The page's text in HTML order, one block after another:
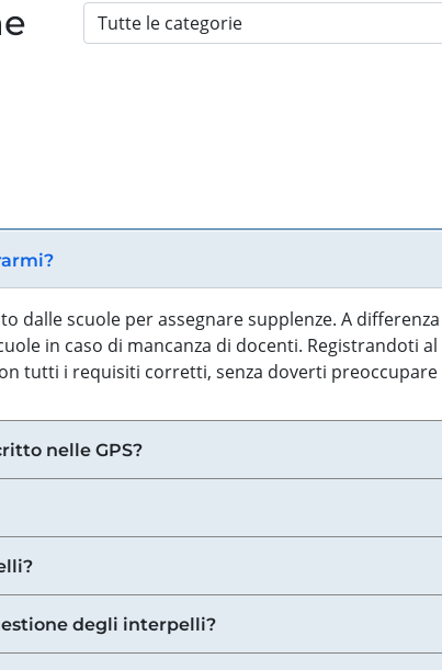
scuole per assegnare supplenze. A differenza
in caso di mancanza di docenti. Registrandoti
tutti i requisiti corretti, senza doverti
nelle GPS?
degli interpelli?